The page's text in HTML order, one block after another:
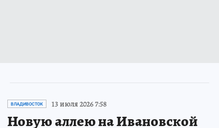
ВЛАДИВОСТОК 13 июля 2026 7:58
Новую аллею на Ивановской